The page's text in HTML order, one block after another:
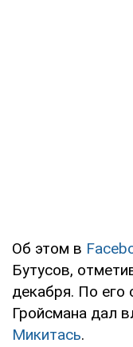
Об этом в
Бутусов,
декабря. По его
Гройсмана дал
Микитась.